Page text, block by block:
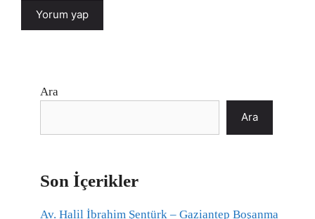
Ara
Ara
Son İçerikler
Av. Halil İbrahim Şentürk – Gaziantep Boşanma